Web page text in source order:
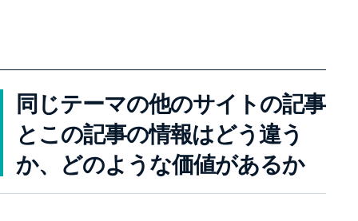
同じテーマの他のサイトの記事
とこの記事の情報はどう違う
か、どのような価値があるか